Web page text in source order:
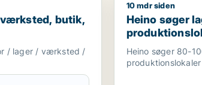
butik, klinik, erhvervsgrund,
værksted, butik,
til salg i
/ lager / værksted /
Heino søger
10 mdr siden
Heino søger
Sjælland
Heino søger 80-